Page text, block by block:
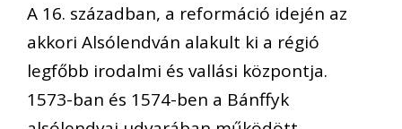
A 16. században, a reformáció idején az
akkori Alsólendván alakult ki a régió
legfőbb irodalmi és vallási központja.
1573-ban és 1574-ben a Bánffyk